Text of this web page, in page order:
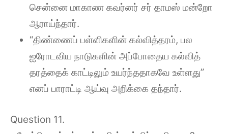
சென்னை மாகாண கவர்னர் சர் தாமஸ் மன்றோ
ஆராய்ந்தார்.
“திண்ணைப் பள்ளிகளின் கல்வித்தரம், பல
ஐரோடவிய நாடுகளின் அப்போதைய கல்வித்
தரத்தைக் காட்டிலும் உயர்ந்ததாகவே உள்ளது”
எனப் பாராட்டி ஆய்வு அறிக்கை தந்தார்.
Question 11.